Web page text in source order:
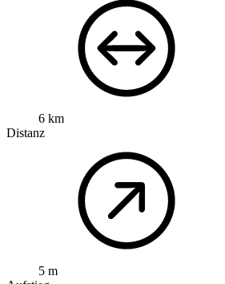
6 km
Distanz
5 m